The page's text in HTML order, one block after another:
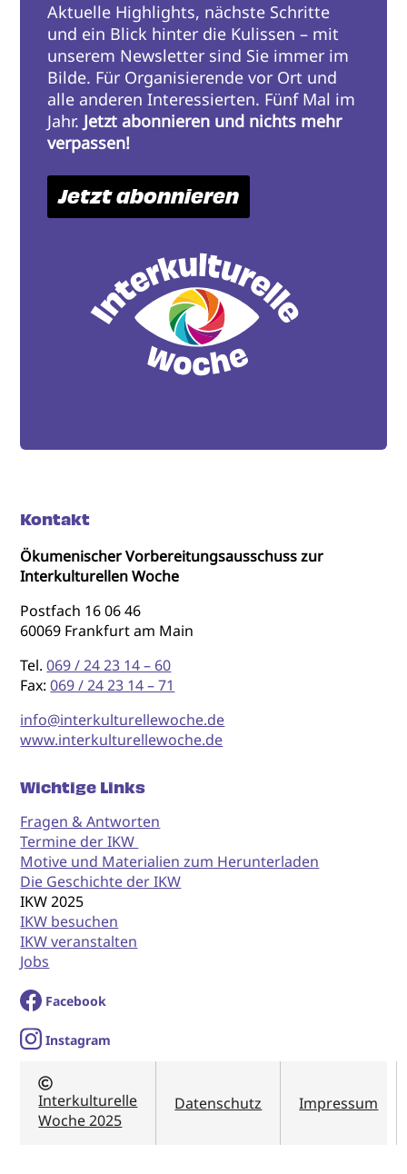
Aktuelle Highlights, nächste Schritte
und ein Blick hinter die Kulissen – mit
unserem Newsletter sind Sie immer im
Bilde. Für Organisierende vor Ort und
alle anderen Interessierten. Fünf Mal im
Jahr. Jetzt abonnieren und nichts mehr
verpassen!
Jetzt abonnieren
Kontakt
Ökumenischer Vorbereitungsausschuss zur
Interkulturellen Woche
Postfach 16 06 46
60069 Frankfurt am Main
Tel.069 / 24 23 14 – 60
Fax:069 / 24 23 14 – 71
info@interkulturellewoche.de
www.interkulturellewoche.de
Wichtige Links
Fragen & Antworten
Termine der IKW
Motive und Materialien zum Herunterladen
Die Geschichte der IKW
IKW 2025
IKW besuchen
IKW veranstalten
Jobs
Facebook
Instagram
Interkulturelle
Woche 2025
Datenschutz Impressum